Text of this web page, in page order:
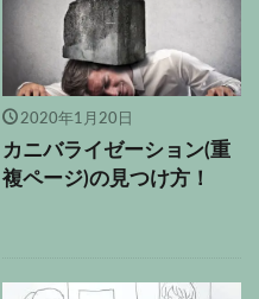
2020年1月20日
カニバライゼーション(重
複ページ)の見つけ方！